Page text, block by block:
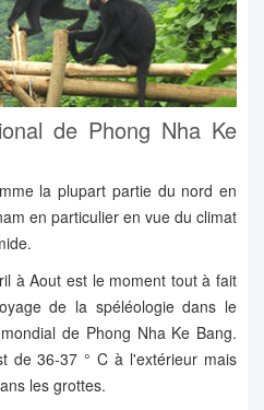
de Phong Nha Ke
la plupart partie du nord en
en particulier en vue du climat
à Aout est le moment tout à fait
de la spéléologie dans le
de Phong Nha Ke Bang.
de 36-37 ° C à l'extérieur mais
les grottes.